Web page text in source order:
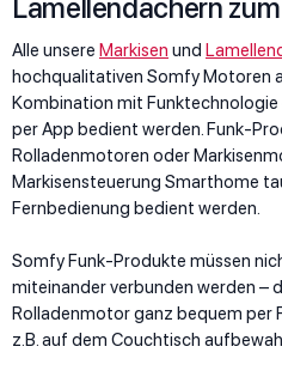
Lamellendächern
Alle unsere Markisen und
hochqualitativen Somfy Motoren
Kombination mit
per App bedient werden. Funk-
Rolladenmotoren oder
Markisensteuerung Smarthome
Fernbedienung bedient werden.
Somfy Funk-Produkte müssen
miteinander verbunden werden –
Rolladenmotor ganz bequem per
z.B. auf dem Couchtisch